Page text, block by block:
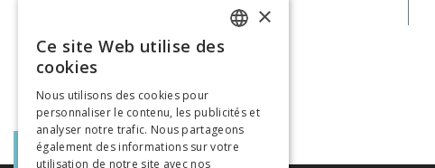
ITALIAN
×
Ce site Web utilise des
cookies
Nous utilisons des cookies pour
personnaliser le contenu, les publicités et
analyser notre trafic. Nous partageons
également des informations sur votre
utilisation de notre site avec nos